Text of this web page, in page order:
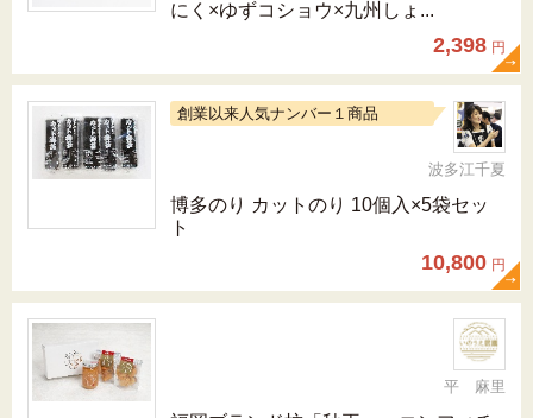
にく×ゆずコショウ×九州しょ...
2,398 円
創業以来人気ナンバー１商品
波多江千夏
博多のり カットのり 10個入×5袋セッ
ト
10,800 円
平 麻里